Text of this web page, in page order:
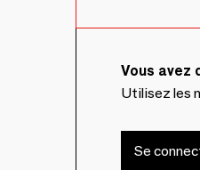
Vous avez
Utilisez les
Se